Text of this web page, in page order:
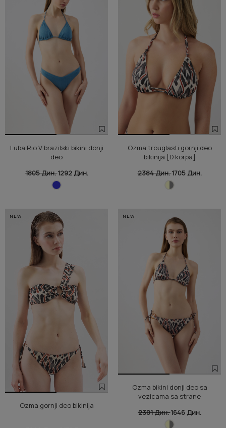
Luba Rio V brazilski bikini donji
deo
1805 Дин.1292 Дин.
Ozma trouglasti gornji deo
bikinija [D korpa]
2384 Дин.1705 Дин.
NEW
Ozma gornji deo bikinija
NEW
Ozma bikini donji deo sa
vezicama sa strane
2301 Дин.1646 Дин.